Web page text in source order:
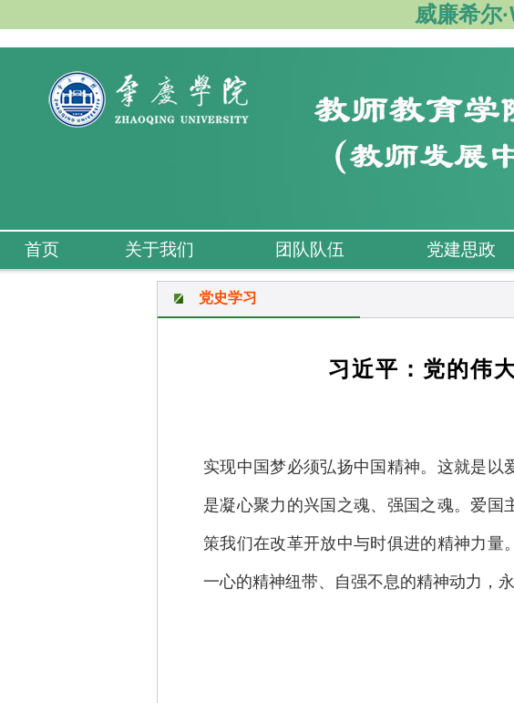
威廉希尔
首页 关于我们 团队队伍 党建思政
党史学习
习近平：党的伟
实现中国梦必须弘扬中国精神。这就是
是凝心聚力的兴国之魂、强国之魂。爱
策我们在改革开放中与时俱进的精神力
一心的精神纽带、自强不息的精神动力，